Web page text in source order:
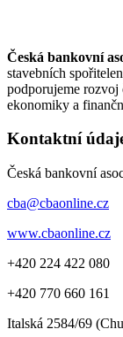
Česká bankovní
stavebních
podporujeme rozvoj
ekonomiky a
Kontaktní
Česká bankovní
cba@cbaonline.cz
www.cbaonline.cz
+420 224 422 080
+420 770 660 161
Italská 2584/69